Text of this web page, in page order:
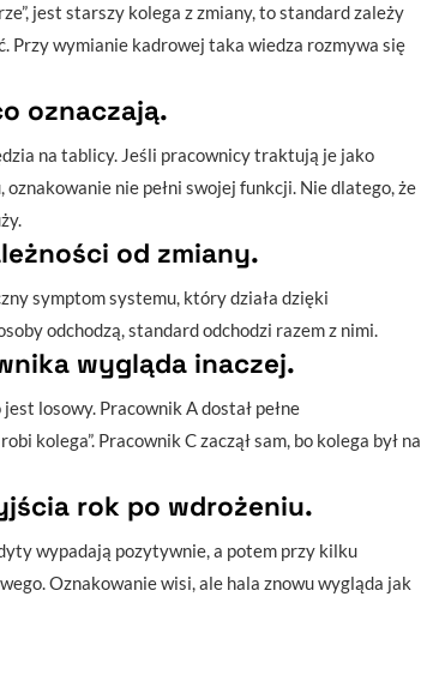
jest starszy kolega z zmiany, to standard zależy
Przy wymianie kadrowej taka wiedza rozmywa się
oznaczają.
na tablicy. Jeśli pracownicy traktują je jako
nie pełni swojej funkcji. Nie dlatego, że
od zmiany.
symptom systemu, który działa dzięki
odchodzą, standard odchodzi razem z nimi.
wygląda inaczej.
losowy. Pracownik A dostał pełne
kolega”. Pracownik C zaczął sam, bo kolega był na
rok po wdrożeniu.
wypadają pozytywnie, a potem przy kilku
Oznakowanie wisi, ale hala znowu wygląda jak